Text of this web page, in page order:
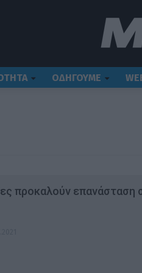
ΟΔΗΓΟΥΜΕ
προκαλούν επανάσταση